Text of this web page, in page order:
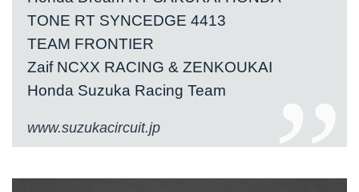
TONE RT SYNCEDGE 4413
TEAM FRONTIER
Zaif NCXX RACING & ZENKOUKAI
Honda Suzuka Racing Team
www.suzukacircuit.jp